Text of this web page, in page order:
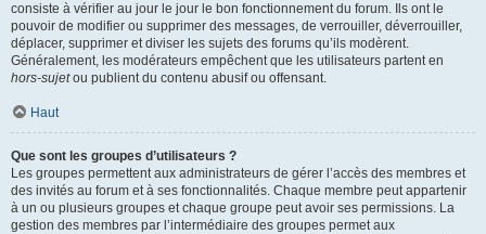
consiste à vérifier au jour le jour le bon fonctionnement du forum. Ils ont le
pouvoir de modifier ou supprimer des messages, de verrouiller, déverrouiller,
déplacer, supprimer et diviser les sujets des forums qu’ils modèrent.
Généralement, les modérateurs empêchent que les utilisateurs partent en
hors-sujetou publient du contenu abusif ou offensant.
Haut
Que sont les groupes d’utilisateurs ?
Les groupes permettent aux administrateurs de gérer l’accès des membres et
des invités au forum et à ses fonctionnalités. Chaque membre peut appartenir
à un ou plusieurs groupes et chaque groupe peut avoir ses permissions. La
gestion des membres par l’intermédiaire des groupes permet aux